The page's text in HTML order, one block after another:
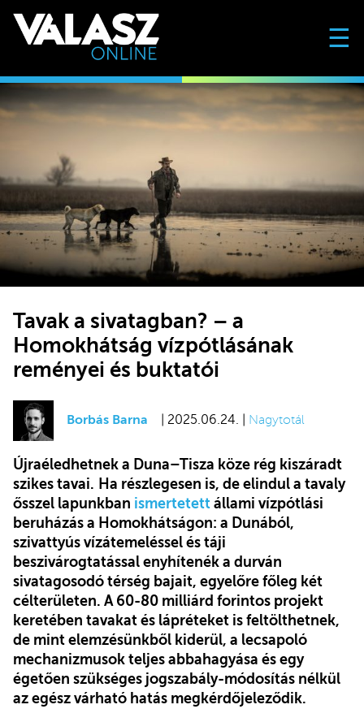
☰
Tavak a sivatagban? – a
Homokhátság vízpótlásának
reményei és buktatói
Borbás Barna | 2025.06.24. | Nagytotál
Újraéledhetnek a Duna–Tisza köze rég kiszáradt
szikes tavai. Ha részlegesen is, de elindul a tavaly
ősszel lapunkban ismertetett állami vízpótlási
beruházás a Homokhátságon: a Dunából,
szivattyús vízátemeléssel és táji
beszivárogtatással enyhítenék a durván
sivatagosodó térség bajait, egyelőre főleg két
célterületen. A 60-80 milliárd forintos projekt
keretében tavakat és lápréteket is feltölthetnek,
de mint elemzésünkből kiderül, a lecsapoló
mechanizmusok teljes abbahagyása és egy
égetően szükséges jogszabály-módosítás nélkül
az egész várható hatás megkérdőjeleződik.